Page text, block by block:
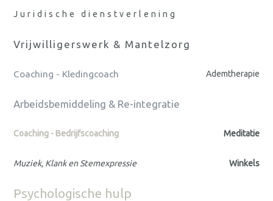
Juridische dienstverlening
Vrijwilligerswerk & Mantelzorg
Coaching - Kledingcoach Ademtherapie
Arbeidsbemiddeling & Re-integratie
Coaching - Bedrijfscoaching Meditatie
Muziek, Klank en Stemexpressie Winkels
Psychologische hulp